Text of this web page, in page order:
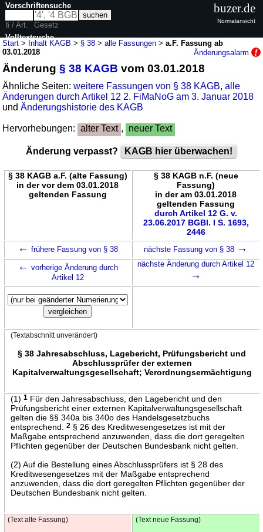
Start > Inhalt KAGB > § 38 >alle Fassungen >a.F. Fassung ab
03.01.2018
Änderungsalarm
Änderung§ 38 KAGB vom 03.01.2018
Ähnliche Seiten:weitere Fassungen von § 38 KAGB,alle
Änderungen durch Artikel 12 2. FiMaNoG am 3. Januar 2018
undÄnderungshistorie des KAGB
Hervorhebungen: alter Text , neuer Text
Änderung verpasst? KAGB hier überwachen!
§ 38 KAGB a.F. (alte Fassung)
in der vor dem 03.01.2018
geltenden Fassung
§ 38 KAGB n.F. (neue
Fassung)
in der am 03.01.2018
geltenden Fassung
durch Artikel 12 G. v.
23.06.2017 BGBl. I S. 1693,
2446
← frühere Fassung von § 38 nächste Fassung von § 38 →
← vorherige Änderung durch
Artikel 12
nächste Änderung durch Artikel 12
→
(Textabschnitt unverändert)
§ 38 Jahresabschluss, Lagebericht, Prüfungsbericht und
Abschlussprüfer der externen
Kapitalverwaltungsgesellschaft; Verordnungsermächtigung
(1) 1Für den Jahresabschluss, den Lagebericht und den
Prüfungsbericht einer externen Kapitalverwaltungsgesellschaft
gelten die §§ 340a bis 340o des Handelsgesetzbuchs
entsprechend.
2§ 26 des Kreditwesengesetzes ist mit der
Maßgabe entsprechend anzuwenden, dass die dort geregelten
Pflichten gegenüber der Deutschen Bundesbank nicht gelten.
(2) Auf die Bestellung eines Abschlussprüfers ist § 28 des
Kreditwesengesetzes mit der Maßgabe entsprechend
anzuwenden, dass die dort geregelten Pflichten gegenüber der
Deutschen Bundesbank nicht gelten.
(Text alte Fassung) (Text neue Fassung)
Vorschriftensuche
§ / Art.
Gesetz
Volltextsuche
buzer.de
Normalansicht